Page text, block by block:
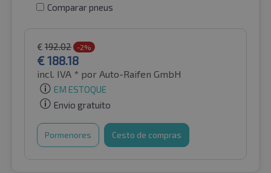
Comparar pneus
€ 192.02 -2%
€188.18
incl. IVA * por Auto-Raifen GmbH
EM ESTOQUE
Envio gratuito
Pormenores Cesto de compras